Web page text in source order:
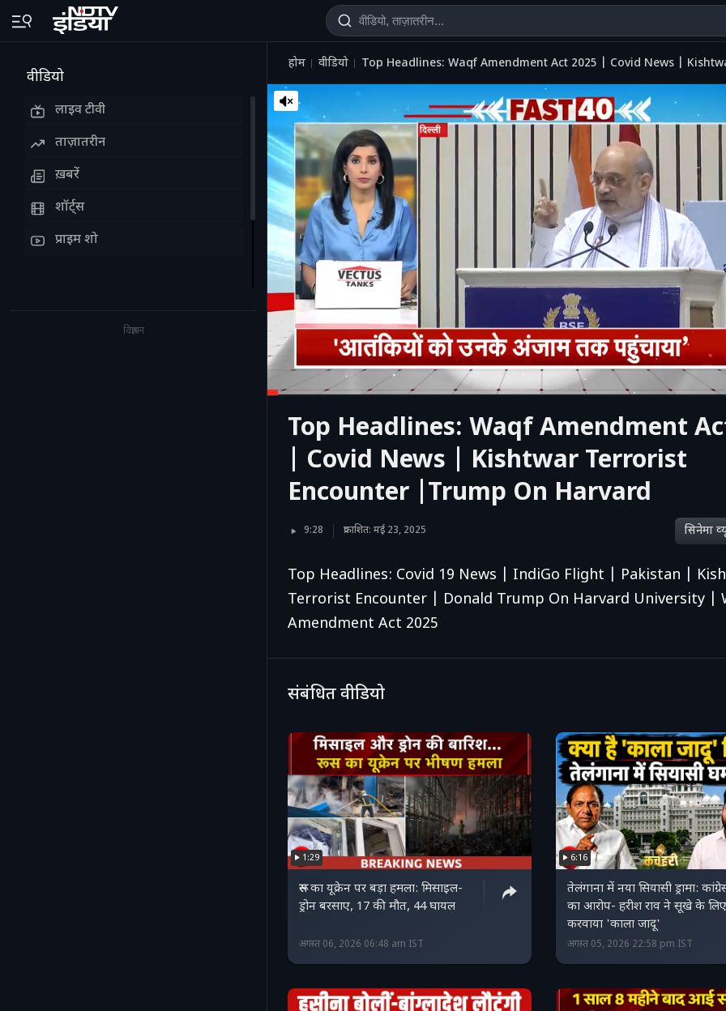
वीडियो
लाइव टीवी
ताज़ातरीन
ख़बरें
शॉर्ट्स
प्राइम शो
विज्ञापन
होम वीडियो Top Headlines: Waqf Amendment Act 2025 | Covid News |
Top Headlines: Waqf Amendment
| Covid News | Kishtwar Terrorist
Encounter |Trump On Harvard
9:28 प्रकाशित: मई 23, 2025 सिनेमा
Top Headlines: Covid 19 News | IndiGo Flight | Pakistan |
Terrorist Encounter | Donald Trump On Harvard University |
Amendment Act 2025
संबंधित वीडियो
1:29
रूस का यूक्रेन पर बड़ा हमला: मिसाइल-
ड्रोन बरसाए, 17 की मौत, 44 घायल
अगस्त 06, 2026 06:48 am IST
6:16
तेलंगाना में नया सियासी ड्रामा:
का आरोप- हरीश राव ने सूखे के लिए
करवाया 'काला जादू'
अगस्त 05, 2026 22:58 pm IST